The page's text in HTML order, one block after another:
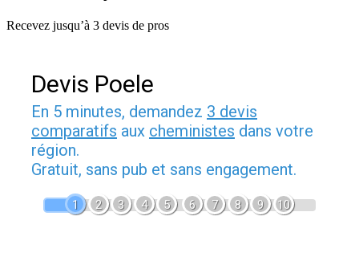
Recevez jusqu’à 3 devis de pros
Devis Poele
En 5 minutes, demandez 3 devis
comparatifs aux cheministes dans votre
région.
Gratuit, sans pub et sans engagement.
1 2 3 4 5 6 7 8 9 10